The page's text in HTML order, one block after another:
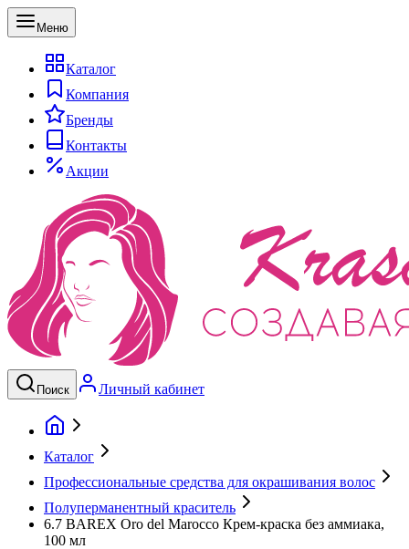
Меню
Каталог
Компания
Бренды
Контакты
Акции
Поиск Личный кабинет
Каталог
Профессиональные средства для окрашивания волос
Полуперманентный краситель
6.7 BAREX Oro del Marocco Крем-краска без аммиака,
100 мл